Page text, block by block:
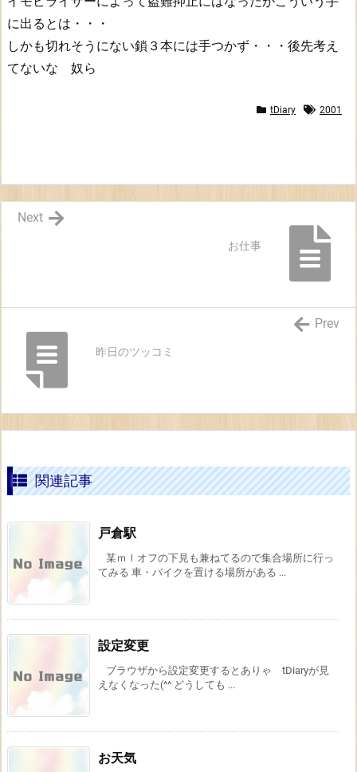
に出るとは・・・
しかも切れそうにない鎖３本には手つかず・・・後先考え
てないな 奴ら
tDiary 2001
お仕事
Next
昨日のツッコミ
Prev
関連記事
戸倉駅
某ｍｌオフの下見も兼ねてるので集合場所に行っ
てみる 車・バイクを置ける場所がある ...
設定変更
ブラウザから設定変更するとありゃ tDiaryが見
えなくなった(^^ どうしても ...
お天気